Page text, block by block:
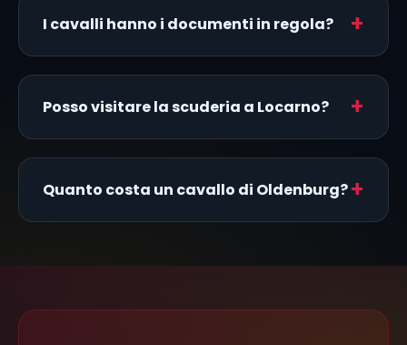
I cavalli hanno i documenti in regola?
Posso visitare la scuderia a Locarno?
Quanto costa un cavallo di Oldenburg?